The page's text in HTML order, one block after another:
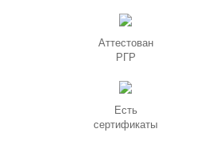
Аттестован
РГР
Есть
сертификаты